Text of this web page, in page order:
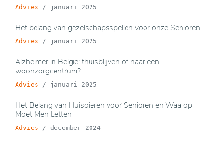
Advies / januari 2025
Het belang van gezelschapsspellen voor onze Senioren
Advies / januari 2025
Alzheimer in België: thuisblijven of naar een
woonzorgcentrum?
Advies / januari 2025
Het Belang van Huisdieren voor Senioren en Waarop
Moet Men Letten
Advies / december 2024